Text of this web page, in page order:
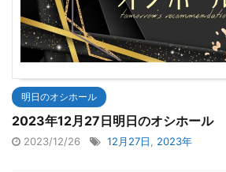
明日のオシホール
2023年12月27日明日のオシホール
2023/12/26 12月27日 2023年